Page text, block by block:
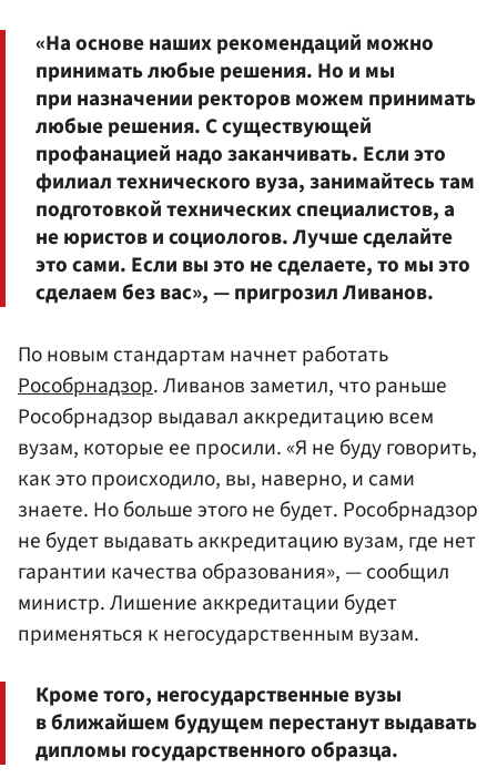
«На основе наших рекомендаций можно
принимать любые решения. Но и мы
при назначении ректоров можем принимать
любые решения. С существующей
профанацией надо заканчивать. Если это
филиал технического вуза, занимайтесь там
подготовкой технических специалистов, а
не юристов и социологов. Лучше сделайте
это сами. Если вы это не сделаете, то мы это
сделаем без вас», — пригрозил Ливанов.
По новым стандартам начнет работать
Рособрнадзор. Ливанов заметил, что раньше
Рособрнадзор выдавал аккредитацию всем
вузам, которые ее просили. «Я не буду говорить,
как это происходило, вы, наверно, и сами
знаете. Но больше этого не будет. Рособрнадзор
не будет выдавать аккредитацию вузам, где нет
гарантии качества образования», — сообщил
министр. Лишение аккредитации будет
применяться к негосударственным вузам.
Кроме того, негосударственные вузы
в ближайшем будущем перестанут выдавать
дипломы государственного образца.